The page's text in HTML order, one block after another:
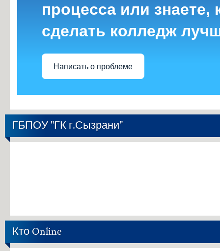
процесса или знаете,
сделать колледж
Написать о проблеме
ГБПОУ "ГК г.Сызрани"
Кто Online